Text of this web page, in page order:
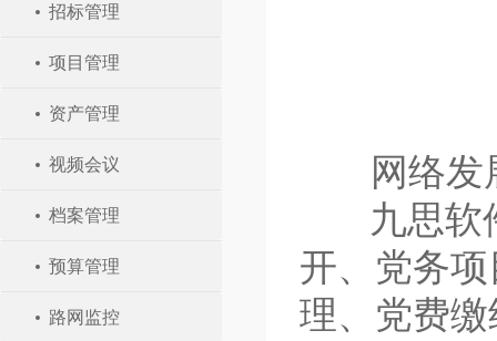
招标管理
项目管理
资产管理
视频会议
档案管理
预算管理
路网监控
网络
九思软
开、党务
理、党费